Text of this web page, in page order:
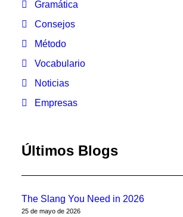
Gramática
Consejos
Método
Vocabulario
Noticias
Empresas
Últimos Blogs
The Slang You Need in 2026
25 de mayo de 2026